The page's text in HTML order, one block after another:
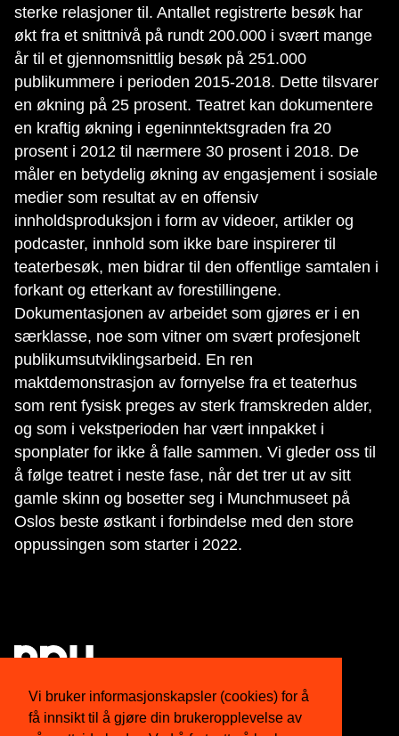
Vi bruker informasjonskapsler (cookies) for å
få innsikt til å gjøre din brukeropplevelse av
sterke relasjoner til. Antallet registrerte besøk har
økt fra et snittnivå på rundt 200.000 i svært mange
år til et gjennomsnittlig besøk på 251.000
publikummere i perioden 2015-2018. Dette tilsvarer
en økning på 25 prosent. Teatret kan dokumentere
en kraftig økning i egeninntektsgraden fra 20
prosent i 2012 til nærmere 30 prosent i 2018. De
måler en betydelig økning av engasjement i sosiale
medier som resultat av en offensiv
innholdsproduksjon i form av videoer, artikler og
podcaster, innhold som ikke bare inspirerer til
teaterbesøk, men bidrar til den offentlige samtalen i
forkant og etterkant av forestillingene.
Dokumentasjonen av arbeidet som gjøres er i en
særklasse, noe som vitner om svært profesjonelt
publikumsutviklingsarbeid. En ren
maktdemonstrasjon av fornyelse fra et teaterhus
som rent fysisk preges av sterk framskreden alder,
og som i vekstperioden har vært innpakket i
sponplater for ikke å falle sammen. Vi gleder oss til
å følge teatret i neste fase, når det trer ut av sitt
gamle skinn og bosetter seg i Munchmuseet på
Oslos beste østkant i forbindelse med den store
oppussingen som starter i 2022.